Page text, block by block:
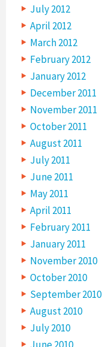
July 2012
April 2012
March 2012
February 2012
January 2012
December 2011
November 2011
October 2011
August 2011
July 2011
June 2011
May 2011
April 2011
February 2011
January 2011
November 2010
October 2010
September 2010
August 2010
July 2010